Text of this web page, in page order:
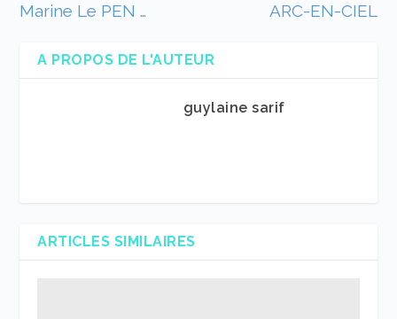
Marine Le PEN … ARC-EN-CIEL
A PROPOS DE L'AUTEUR
guylaine sarif
ARTICLES SIMILAIRES